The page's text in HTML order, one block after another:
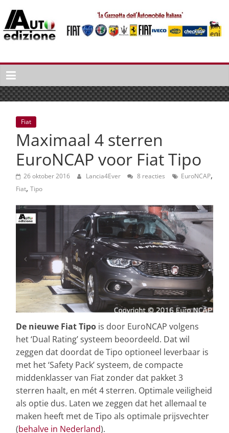
naar
inhoud
Auto
Edizione
La
Gazetta
dell'Automobile
Italiana
Italiaans
autonieuws
lifestyle
Fiat
Maximaal 4 sterren
EuroNCAP voor Fiat Tipo
26 oktober 2016 Lancia4Ever 8 reacties EuroNCAP,
Fiat, Tipo
De nieuwe Fiat Tipo is door EuroNCAP volgens
het ‘Dual Rating’ systeem beoordeeld. Dat wil
zeggen dat doordat de Tipo optioneel leverbaar is
met het ‘Safety Pack’ systeem, de compacte
middenklasser van Fiat zonder dat pakket 3
sterren haalt, en mét 4 sterren. Optimale veiligheid
als optie dus. Laten we zeggen dat het allemaal te
maken heeft met de Tipo als optimale prijsvechter
(behalve in Nederland).